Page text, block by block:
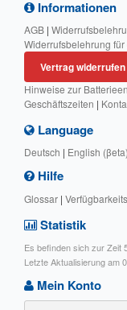
Informationen
AGB |
Widerrufsbelehrung
Vertrag widerrufen
Hinweise zur
Geschäftszeiten |
Language
Deutsch | English (βeta)
Hilfe
Glossar |
Statistik
Es befinden sich zur Zeit
Letzte Aktualisierung am
Mein Konto